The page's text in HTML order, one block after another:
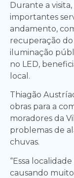
Durante a
importantes
andamento,
recuperação
iluminação
no LED,
local.
Thiagão
obras para a
moradores da
problemas de
chuvas.
“Essa
causando